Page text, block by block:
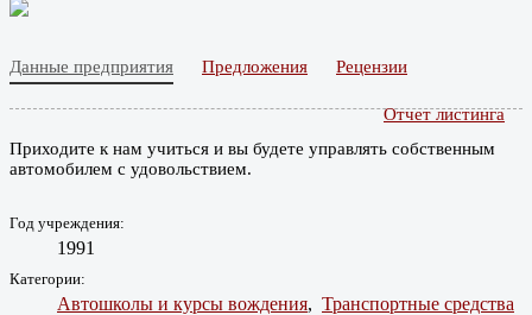
Данные предприятия Предложения Рецензии
Отчет листинга
Приходите к нам учиться и вы будете управлять собственным
автомобилем с удовольствием.
Год учреждения:
1991
Категории:
Автошколы и курсы вождения, Транспортные средства